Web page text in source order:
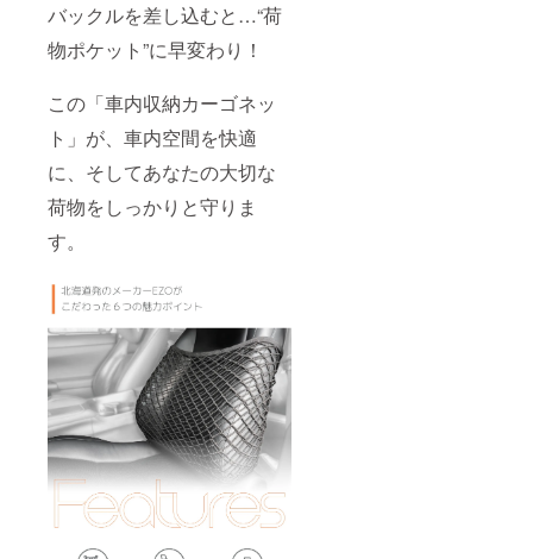
バックルを差し込むと…“荷
物ポケット”に早変わり！
この「車内収納カーゴネッ
ト」が、車内空間を快適
に、そしてあなたの大切な
荷物をしっかりと守りま
す。